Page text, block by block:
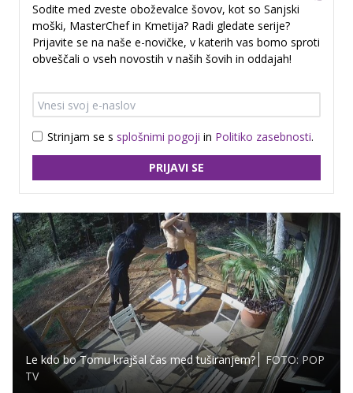
Sodite med zveste oboževalce šovov, kot so Sanjski
moški, MasterChef in Kmetija? Radi gledate serije?
Prijavite se na naše e-novičke, v katerih vas bomo sproti
obveščali o vseh novostih v naših šovih in oddajah!
Strinjam se s splošnimi pogoji in Politiko zasebnosti.
PRIJAVI SE
Le kdo bo Tomu krajšal čas med tuširanjem?
FOTO: POP
TV